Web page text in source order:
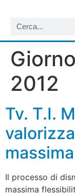
2012
Tv. T.I.
Il processo di
massima